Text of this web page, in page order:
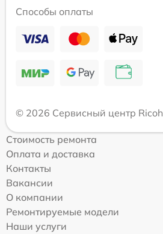
Способы оплаты
© 2026 Сервисный центр Ricoh
Стоимость ремонта
Оплата и доставка
Контакты
Вакансии
О компании
Ремонтируемые модели
Наши услуги